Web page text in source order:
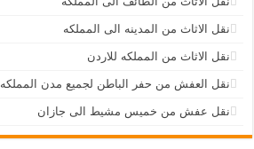
نقل الاثاث من المدينه الى المملكه
نقل الاثاث من المملكه للاردن
نقل العفش من حفر الباطن لجميع مدن المملكه
نقل عفش من خميس مشيط الى جازان